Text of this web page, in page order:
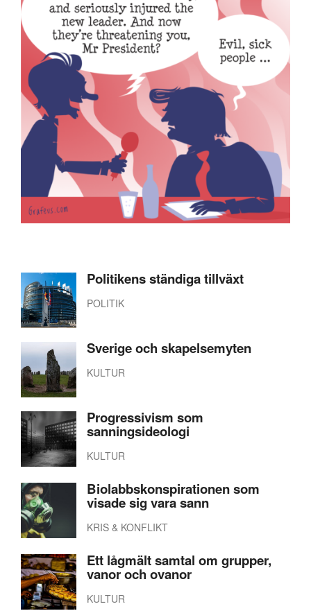
Politikens ständiga tillväxt
POLITIK
Sverige och skapelsemyten
KULTUR
Progressivism som
sanningsideologi
KULTUR
Biolabbskonspirationen som
visade sig vara sann
KRIS & KONFLIKT
Ett lågmält samtal om grupper,
vanor och ovanor
KULTUR